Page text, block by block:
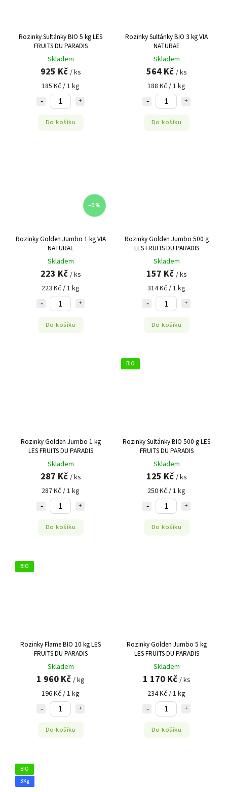
Rozinky Sultánky BIO 5 kg LES
FRUITS DU PARADIS
Skladem
925 Kč / ks
185 Kč / 1 kg
Do košíku
Rozinky Sultánky BIO 3 kg VIA
NATURAE
Skladem
564 Kč / ks
188 Kč / 1 kg
Do košíku
–0 %
Rozinky Golden Jumbo 1 kg VIA
NATURAE
Skladem
223 Kč / ks
223 Kč / 1 kg
Do košíku
Rozinky Golden Jumbo 500 g
LES FRUITS DU PARADIS
Skladem
157 Kč / ks
314 Kč / 1 kg
Do košíku
Rozinky Golden Jumbo 1 kg
LES FRUITS DU PARADIS
Skladem
287 Kč / ks
287 Kč / 1 kg
Do košíku
BIO
Rozinky Sultánky BIO 500 g LES
FRUITS DU PARADIS
Skladem
125 Kč / ks
250 Kč / 1 kg
Do košíku
BIO
Rozinky Flame BIO 10 kg LES
FRUITS DU PARADIS
Skladem
1 960 Kč / kg
196 Kč / 1 kg
Do košíku
Rozinky Golden Jumbo 5 kg
LES FRUITS DU PARADIS
Skladem
1 170 Kč / ks
234 Kč / 1 kg
Do košíku
BIO
3Kg